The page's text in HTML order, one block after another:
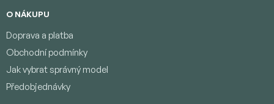
O NÁKUPU
Doprava a platba
Obchodní podmínky
Jak vybrat správný model
Předobjednávky